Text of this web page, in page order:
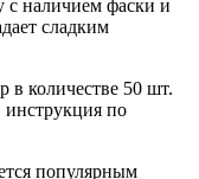
с наличием фаски и
сладким
в количестве 50 шт.
инструкция по
популярным